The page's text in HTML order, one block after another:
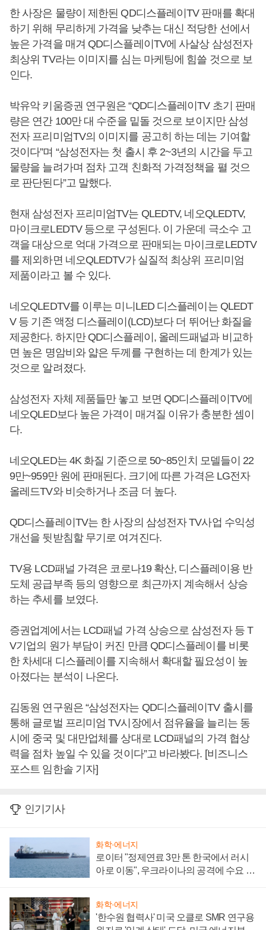
한 사장은 물량이 제한된 QD디스플레이TV 판매를 확대
하기 위해 무리하게 가격을 낮추는 대신 적당한 선에서
높은 가격을 매겨 QD디스플레이TV에 사살상 삼성전자
최상위 TV라는 이미지를 심는 마케팅에 힘쓸 것으로 보
인다.
박유악 키움증권 연구원은 “QD디스플레이TV 초기 판매
량은 연간 100만 대 수준을 밑돌 것으로 보이지만 삼성
전자 프리미엄TV의 이미지를 공고히 하는 데는 기여할
것이다”며 “삼성전자는 첫 출시 후 2~3년의 시간을 두고
물량을 늘려가며 점차 고객 친화적 가격정책을 펼 것으
로 판단된다”고 말했다.
현재 삼성전자 프리미엄TV는 QLEDTV, 네오QLEDTV,
마이크로LEDTV 등으로 구성된다. 이 가운데 극소수 고
객을 대상으로 억대 가격으로 판매되는 마이크로LEDTV
를 제외하면 네오QLEDTV가 실질적 최상위 프리미엄
제품이라고 볼 수 있다.
네오QLEDTV를 이루는 미니LED 디스플레이는 QLEDT
V 등 기존 액정 디스플레이(LCD)보다 더 뛰어난 화질을
제공한다. 하지만 QD디스플레이, 올레드패널과 비교하
면 높은 명암비와 얇은 두께를 구현하는 데 한계가 있는
것으로 알려졌다.
삼성전자 자체 제품들만 놓고 보면 QD디스플레이TV에
네오QLED보다 높은 가격이 매겨질 이유가 충분한 셈이
다.
네오QLED는 4K 화질 기준으로 50~85인치 모델들이 22
9만~959만 원에 판매된다. 크기에 따른 가격은 LG전자
올레드TV와 비슷하거나 조금 더 높다.
QD디스플레이TV는 한 사장의 삼성전자 TV사업 수익성
개선을 뒷받침할 무기로 여겨진다.
TV용 LCD패널 가격은 코로나19 확산, 디스플레이용 반
도체 공급부족 등의 영향으로 최근까지 계속해서 상승
하는 추세를 보였다.
증권업계에서는 LCD패널 가격 상승으로 삼성전자 등 T
V기업의 원가 부담이 커진 만큼 QD디스플레이를 비롯
한 차세대 디스플레이를 지속해서 확대할 필요성이 높
아졌다는 분석이 나온다.
김동원 연구원은 “삼성전자는 QD디스플레이TV 출시를
통해 글로벌 프리미엄 TV시장에서 점유율을 늘리는 동
시에 중국 및 대만업체를 상대로 LCD패널의 가격 협상
력을 점차 높일 수 있을 것이다”고 바라봤다. [비즈니스
포스트 임한솔 기자]
인기기사
화학·에너지
로이터 "정제연료 3만 톤 한국에서 러시
아로 이동", 우크라이나의 공격에 수요 늘
화학·에너지
'한수원 협력사' 미국 오클로 SMR 연구용